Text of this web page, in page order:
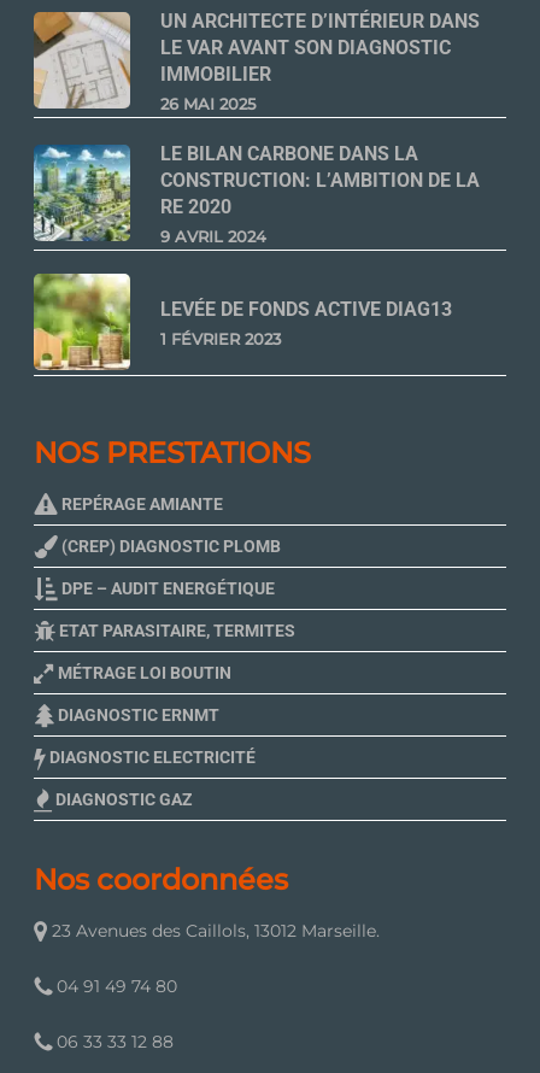
UN ARCHITECTE D’INTÉRIEUR DANS
LE VAR AVANT SON DIAGNOSTIC
IMMOBILIER
26 MAI 2025
LE BILAN CARBONE DANS LA
CONSTRUCTION: L’AMBITION DE LA
RE 2020
9 AVRIL 2024
LEVÉE DE FONDS ACTIVE DIAG13
1 FÉVRIER 2023
NOS PRESTATIONS
REPÉRAGE AMIANTE
(CREP) DIAGNOSTIC PLOMB
DPE – AUDIT ENERGÉTIQUE
ETAT PARASITAIRE, TERMITES
MÉTRAGE LOI BOUTIN
DIAGNOSTIC ERNMT
DIAGNOSTIC ELECTRICITÉ
DIAGNOSTIC GAZ
Nos coordonnées
23 Avenues des Caillols, 13012 Marseille.
04 91 49 74 80
06 33 33 12 88